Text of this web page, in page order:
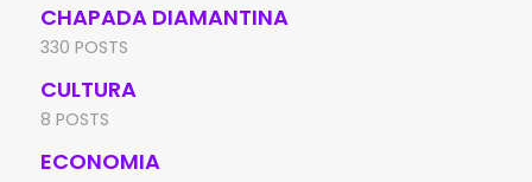
CHAPADA DIAMANTINA
330 POSTS
CULTURA
8 POSTS
ECONOMIA